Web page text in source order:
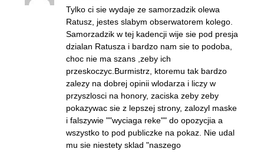
Tylko ci sie wydaje ze samorzadzik olewa
Ratusz, jestes slabym obserwatorem kolego.
Samorzadzik w tej kadencji wije sie pod presja
dzialan Ratusza i bardzo nam sie to podoba,
choc nie ma szans ,zeby ich
przeskoczyc.Burmistrz, ktoremu tak bardzo
zalezy na dobrej opinii wlodarza i liczy w
przyszlosci na honory, zaciska zeby zeby
pokazywac sie z lepszej strony, zalozyl maske
i falszywie ""wyciaga reke"" do opozycjia a
wszystko to pod publiczke na pokaz. Nie udal
mu sie niestety sklad "naszego